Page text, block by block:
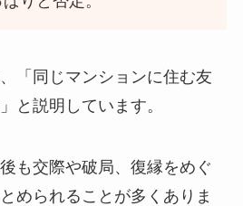
「同じマンションに住む友
と説明しています。
も交際や破局、復縁をめぐ
められることが多くありま